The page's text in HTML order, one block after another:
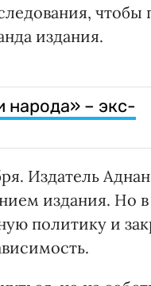
чтобы
издания.
народа» – экс-
Издатель
издания. Но
политику и